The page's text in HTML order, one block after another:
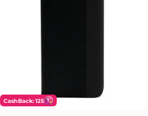
CashBack: 125